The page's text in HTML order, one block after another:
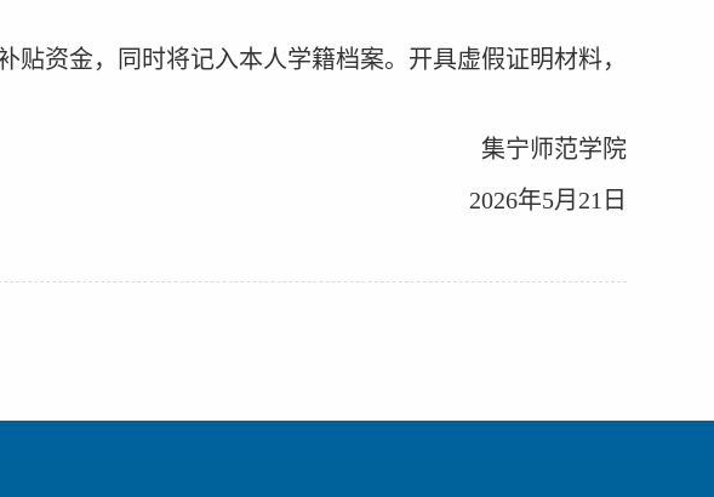
资金，同时将记入本人学籍档案。开具虚假证明材料，
集宁师范学院
2026年5月 21 日